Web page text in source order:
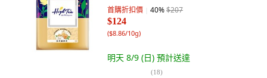
首購折扣價 40%$207
$124
($8.86/10g)
明天 8/9 (日) 預計送達
(18)